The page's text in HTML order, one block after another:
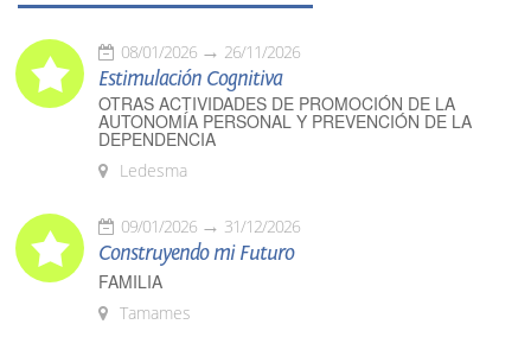
08/01/2026 26/11/2026
Estimulación Cognitiva
OTRAS ACTIVIDADES DE PROMOCIÓN DE LA
AUTONOMÍA PERSONAL Y PREVENCIÓN DE LA
DEPENDENCIA
Ledesma
09/01/2026 31/12/2026
Construyendo mi Futuro
FAMILIA
Tamames